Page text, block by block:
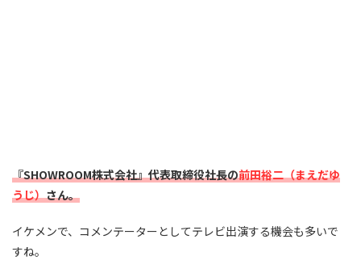
『SHOWROOM株式会社』代表取締役社長の前田裕二（まえだゆ
うじ）さん。
イケメンで、コメンテーターとしてテレビ出演する機会も多いで
すね。